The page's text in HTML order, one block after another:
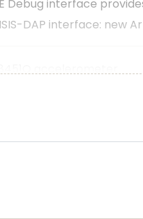
Debug interface
DAP interface: new